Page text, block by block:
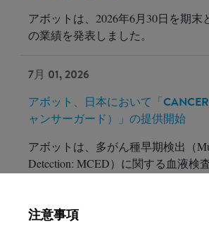
アボットは、2026年6月30日を期末
の業績を発表しました。
7月 01, 2026
アボット、日本において「
ャンサーガード）」の提供開始
アボットは、多がん種早期検出（
Detection: MCED）に関する血液検
5月 05, 2026
注意事項